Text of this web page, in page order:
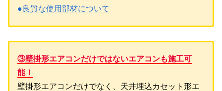
●良質な使用部材について
③壁掛形エアコンだけではないエアコンも施工可
能！
壁掛形エアコンだけでなく、天井埋込カセット形エ